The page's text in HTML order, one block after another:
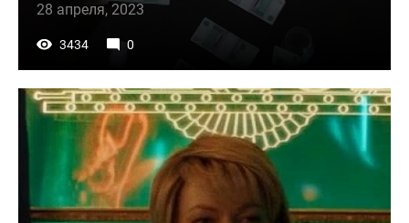
28 апреля, 2023
3434 0